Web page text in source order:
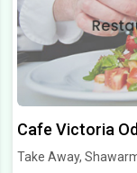
Cafe Victoria
Take Away,